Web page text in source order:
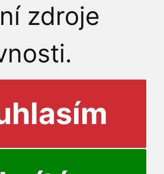
zdroje